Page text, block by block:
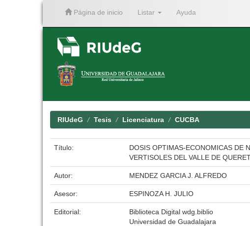
Página de inicio Listar Ayuda
RIUdeG Tesis Licenciatura CUCBA
Título:
DOSIS OPTIMAS-ECONOMICAS DE
VERTISOLES DEL VALLE DE
Autor: MENDEZ GARCIA J. ALFREDO
Asesor: ESPINOZA H. JULIO
Editorial:
Biblioteca Digital wdg.biblio
Universidad de Guadalajara